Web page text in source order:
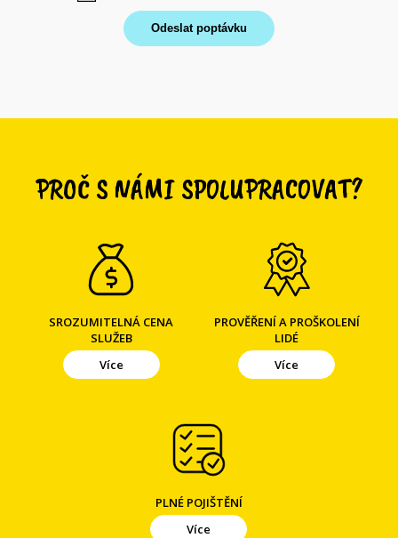
Odeslat poptávku
PROČ S NÁMI SPOLUPRACOVAT?
SROZUMITELNÁ CENA
SLUŽEB
Více
PROVĚŘENÍ A PROŠKOLENÍ
LIDÉ
Více
PLNÉ POJIŠTĚNÍ
Více